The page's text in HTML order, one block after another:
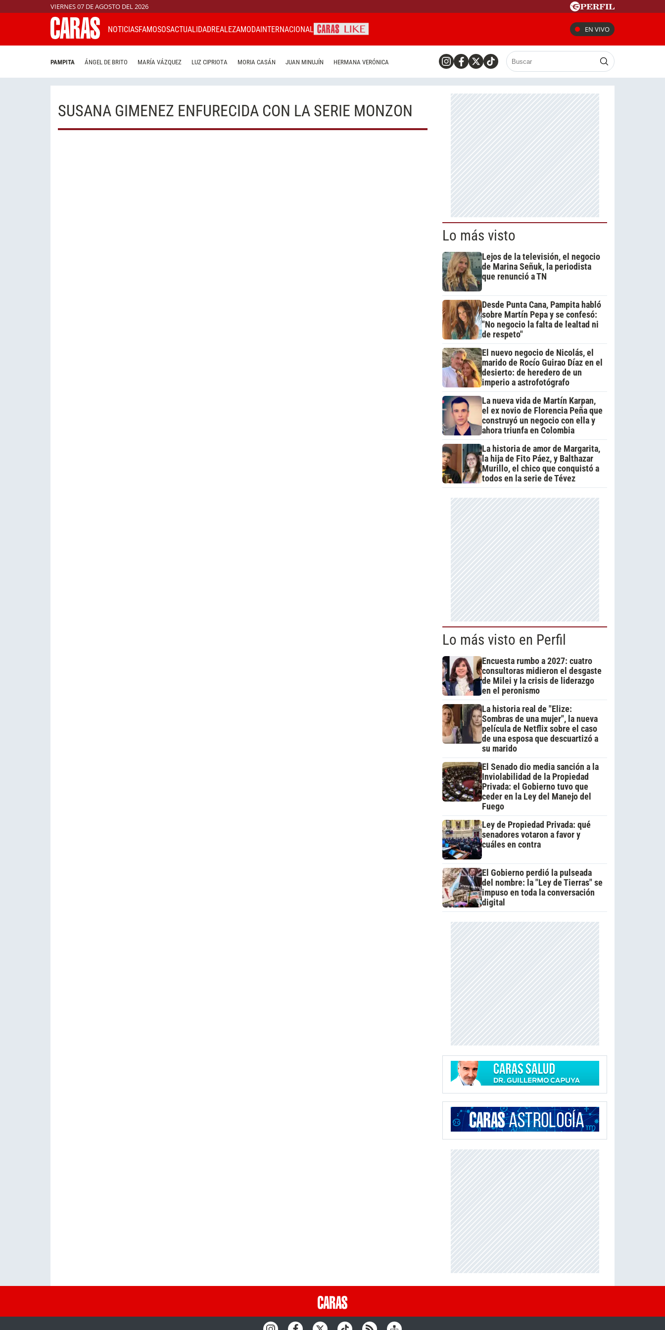
VIERNES 07 DE AGOSTO DEL 2026
NOTICIASFAMOSOSACTUALIDADREALEZAMODAINTERNACIONAL EN VIVO
PAMPITA ÁNGEL DE BRITO MARÍA VÁZQUEZ LUZ CIPRIOTA MORIA CASÁN JUAN MINUJÍN HERMANA VERÓNICA
SUSANA GIMENEZ ENFURECIDA CON LA SERIE MONZON
Lo más visto
Lejos de la televisión, el negocio
de Marina Señuk, la periodista
que renunció a TN
Desde Punta Cana, Pampita habló
sobre Martín Pepa y se confesó:
"No negocio la falta de lealtad ni
de respeto"
El nuevo negocio de Nicolás, el
marido de Rocío Guirao Díaz en el
desierto: de heredero de un
imperio a astrofotógrafo
La nueva vida de Martín Karpan,
el ex novio de Florencia Peña que
construyó un negocio con ella y
ahora triunfa en Colombia
La historia de amor de Margarita,
la hija de Fito Páez, y Balthazar
Murillo, el chico que conquistó a
todos en la serie de Tévez
Lo más visto en Perfil
Encuesta rumbo a 2027: cuatro
consultoras midieron el desgaste
de Milei y la crisis de liderazgo
en el peronismo
La historia real de "Elize:
Sombras de una mujer", la nueva
película de Netflix sobre el caso
de una esposa que descuartizó a
su marido
El Senado dio media sanción a la
Inviolabilidad de la Propiedad
Privada: el Gobierno tuvo que
ceder en la Ley del Manejo del
Fuego
Ley de Propiedad Privada: qué
senadores votaron a favor y
cuáles en contra
El Gobierno perdió la pulseada
del nombre: la "Ley de Tierras" se
impuso en toda la conversación
digital